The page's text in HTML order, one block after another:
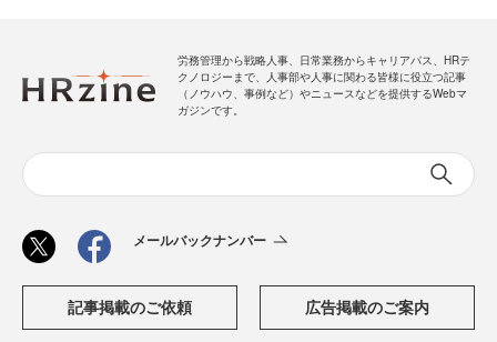
労務管理から戦略人事、日常業務からキャリアパス、HRテ
クノロジーまで、人事部や人事に関わる皆様に役立つ記事
（ノウハウ、事例など）やニュースなどを提供するWebマ
ガジンです。
メールバックナンバー
記事掲載のご依頼 広告掲載のご案内